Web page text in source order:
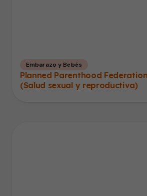
Embarazo y Bebés
Planned Parenthood
(Salud sexual y reproductiva)